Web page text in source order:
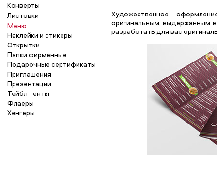
Конверты
Листовки
Меню
Наклейки и стикеры
Открытки
Папки фирменные
Подарочные сертификаты
Приглашения
Презентации
Тейбл тенты
Флаеры
Хенгеры
Художественное
оригинальным, выдержанным
разработать для вас